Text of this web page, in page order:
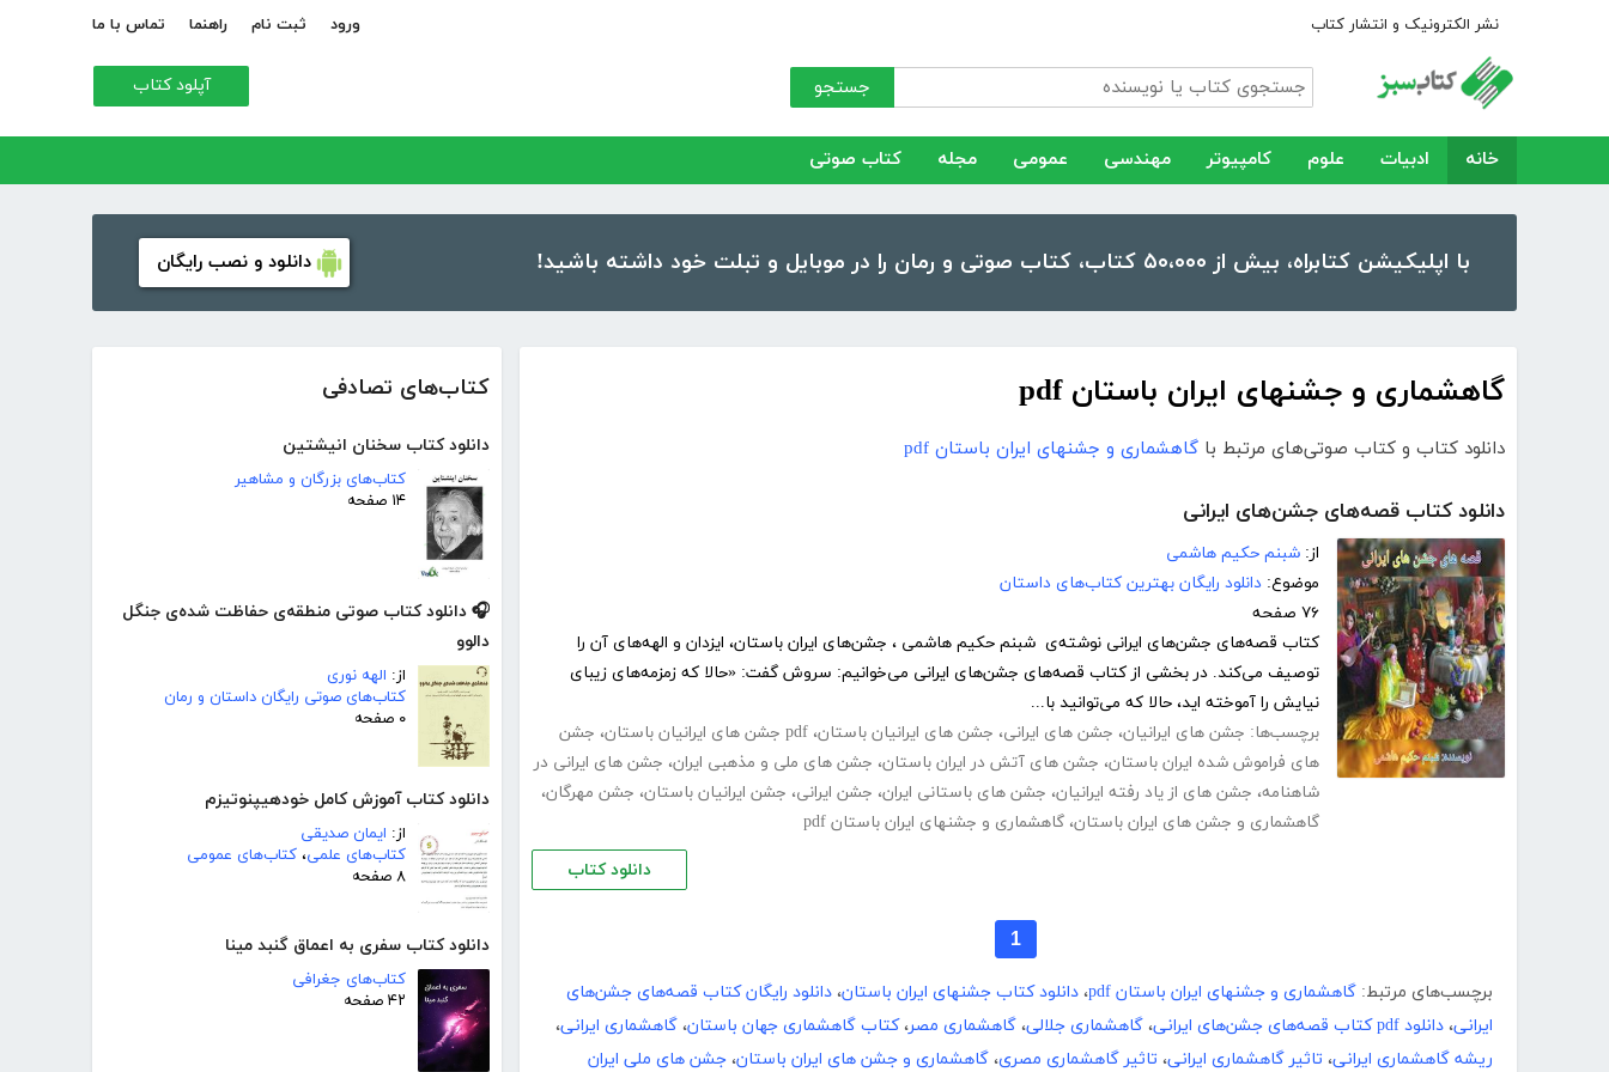
نشر الکترونیک و انتشار کتاب ورود ثبت نام راهنما تماس با ما
جستجو آپلود کتاب
خانه ادبیات علوم کامپیوتر مهندسی عمومی مجله کتاب صوتی
با اپلیکیشن کتابراه، بیش از ۵۰،۰۰۰ کتاب، کتاب صوتی و رمان را در موبایل و تبلت خود داشته باشید! دانلود و نصب رایگان
کتاب‌های تصادفی
دانلود کتاب سخنان انیشتین
کتاب‌های بزرگان و مشاهیر
۱۴ صفحه
🎧 دانلود کتاب صوتی منطقه‌ی حفاظت شده‌ی جنگل
دالوو
از: الهه نوری
کتاب‌های صوتی رایگان داستان و رمان
۰ صفحه
دانلود کتاب آموزش کامل خودهیپنوتیزم
از: ایمان صدیقی
کتاب‌های علمی، کتاب‌های عمومی
۸ صفحه
دانلود کتاب سفری به اعماق گنبد مینا
کتاب‌های جغرافی
۴۲ صفحه
گاهشماری و جشنهای ایران باستان pdf
دانلود کتاب و کتاب صوتی‌های مرتبط با گاهشماری و جشنهای ایران باستان pdf
دانلود کتاب قصه‌های جشن‌های ایرانی
از: شبنم حکیم هاشمی
موضوع: دانلود رایگان بهترین کتاب‌های داستان
۷۶ صفحه
کتاب قصه‌های جشن‌های ایرانی نوشته‌ی شبنم حکیم هاشمی ، جشن‌های ایران باستان، ایزدان و الهه‌های آن را
توصیف می‌کند. در بخشی از کتاب قصه‌های جشن‌های ایرانی می‌خوانیم: سروش گفت: «حالا که زمزمه‌های زیبای
نیایش را آموخته اید، حالا که می‌توانید با...
برچسب‌ها: جشن های ایرانیان، جشن های ایرانی، جشن های ایرانیان باستان، pdf جشن های ایرانیان باستان ، جشن
های فراموش شده ایران باستان، جشن های آتش در ایران باستان، جشن های ملی و مذهبی ایران، جشن های ایرانی در
شاهنامه، جشن های از یاد رفته ایرانیان، جشن های باستانی ایران، جشن ایرانی، جشن ایرانیان باستان، جشن مهرگان،
گاهشماری و جشن های ایران باستان، گاهشماری و جشنهای ایران باستان pdf
دانلود کتاب
1
برچسب‌های مرتبط: گاهشماری و جشنهای ایران باستان pdf ، دانلود کتاب جشنهای ایران باستان، دانلود رایگان کتاب قصه‌های جشن‌های
ایرانی، دانلود pdf کتاب قصه‌های جشن‌های ایرانی ، گاهشماری جلالی، گاهشماری مصر،کتاب گاهشماری جهان باستان، گاهشماری ایرانی،
ریشه گاهشماری ایرانی، تاثیر گاهشماری ایرانی، تاثیر گاهشماری مصری، گاهشماری و جشن های ایران باستان، جشن های ملی ایران